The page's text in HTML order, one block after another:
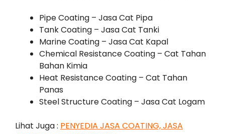
Pipe Coating – Jasa Cat Pipa
Tank Coating – Jasa Cat Tanki
Marine Coating – Jasa Cat Kapal
Chemical Resistance Coating – Cat Tahan
Bahan Kimia
Heat Resistance Coating – Cat Tahan
Panas
Steel Structure Coating – Jasa Cat Logam
Lihat Juga : PENYEDIA JASA COATING, JASA